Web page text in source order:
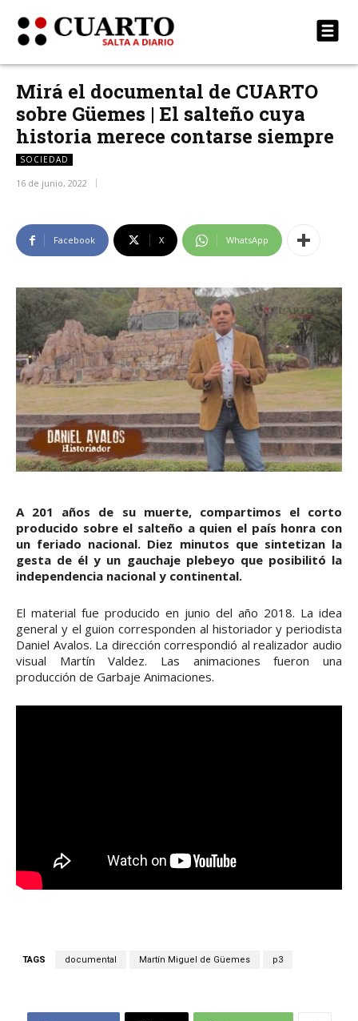
Mirá el documental de CUARTO
sobre Güemes | El salteño cuya
historia merece contarse siempre
SOCIEDAD
16 de junio, 2022
Facebook X WhatsApp
A 201 años de su muerte, compartimos el corto
producido sobre el salteño a quien el país honra con
un feriado nacional. Diez minutos que sintetizan la
gesta de él y un gauchaje plebeyo que posibilitó la
independencia nacional y continental.
El material fue producido en junio del año 2018. La idea
general y el guion corresponden al historiador y periodista
Daniel Avalos. La dirección correspondió al realizador audio
visual Martín Valdez. Las animaciones fueron una
producción de Garbaje Animaciones.
TAGS documental Martín Miguel de Güemes p3